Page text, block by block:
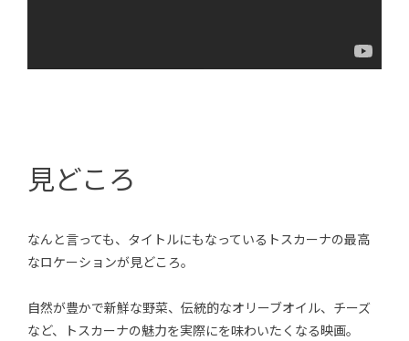
見どころ
なんと言っても、タイトルにもなっているトスカーナの最高
なロケーションが見どころ。
自然が豊かで新鮮な野菜、伝統的なオリーブオイル、チーズ
など、トスカーナの魅力を実際にを味わいたくなる映画。